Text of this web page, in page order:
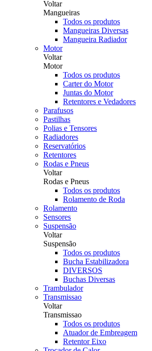
Voltar
Mangueiras
Todos os produtos
Mangueiras Diversas
Mangueira Radiador
Motor
Voltar
Motor
Todos os produtos
Carter do Motor
Juntas do Motor
Retentores e Vedadores
Parafusos
Pastilhas
Polias e Tensores
Radiadores
Reservatórios
Retentores
Rodas e Pneus
Voltar
Rodas e Pneus
Todos os produtos
Rolamento de Roda
Rolamento
Sensores
Suspensão
Voltar
Suspensão
Todos os produtos
Bucha Estabilizadora
DIVERSOS
Buchas Diversas
Trambulador
Transmissao
Voltar
Transmissao
Todos os produtos
Atuador de Embreagem
Retentor Eixo